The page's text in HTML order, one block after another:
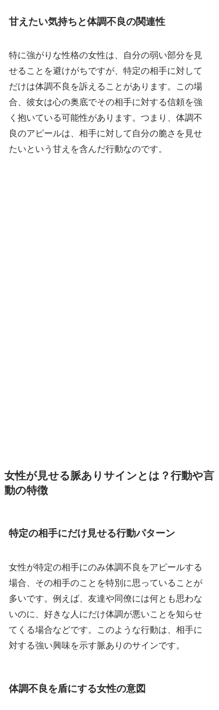
甘えたい気持ちと体調不良の関連性
特に強がりな性格の女性は、自分の弱い部分を見
せることを避けがちですが、特定の相手に対して
だけは体調不良を訴えることがあります。この場
合、彼女は心の奥底でその相手に対する信頼を強
く抱いている可能性があります。つまり、体調不
良のアピールは、相手に対して自分の脆さを見せ
たいという甘えを含んだ行動なのです。
女性が見せる脈ありサインとは？行動や言
動の特徴
特定の相手にだけ見せる行動パターン
女性が特定の相手にのみ体調不良をアピールする
場合、その相手のことを特別に思っていることが
多いです。例えば、友達や同僚には何とも思わな
いのに、好きな人にだけ体調が悪いことを知らせ
てくる場合などです。このような行動は、相手に
対する強い興味を示す脈ありのサインです。
体調不良を盾にする女性の意図